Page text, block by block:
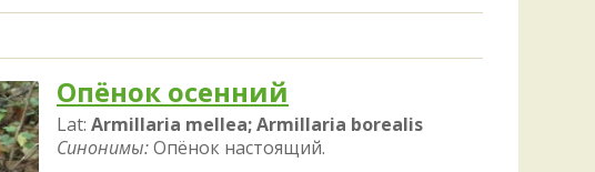
Опёнок осенний
Lat: Armillaria mellea; Armillaria borealis
Синонимы:Опёнок настоящий.